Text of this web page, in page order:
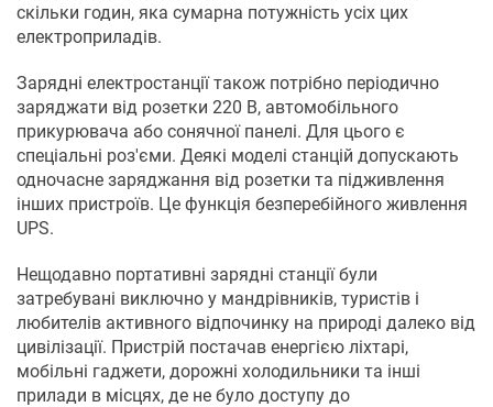
скільки годин, яка сумарна потужність усіх цих
електроприладів.
Зарядні електростанції також потрібно періодично
заряджати від розетки 220 В, автомобільного
прикурювача або сонячної панелі. Для цього є
спеціальні роз'єми. Деякі моделі станцій допускають
одночасне заряджання від розетки та підживлення
інших пристроїв. Це функція безперебійного живлення
UPS.
Нещодавно портативні зарядні станції були
затребувані виключно у мандрівників, туристів і
любителів активного відпочинку на природі далеко від
цивілізації. Пристрій постачав енергією ліхтарі,
мобільні гаджети, дорожні холодильники та інші
прилади в місцях, де не було доступу до